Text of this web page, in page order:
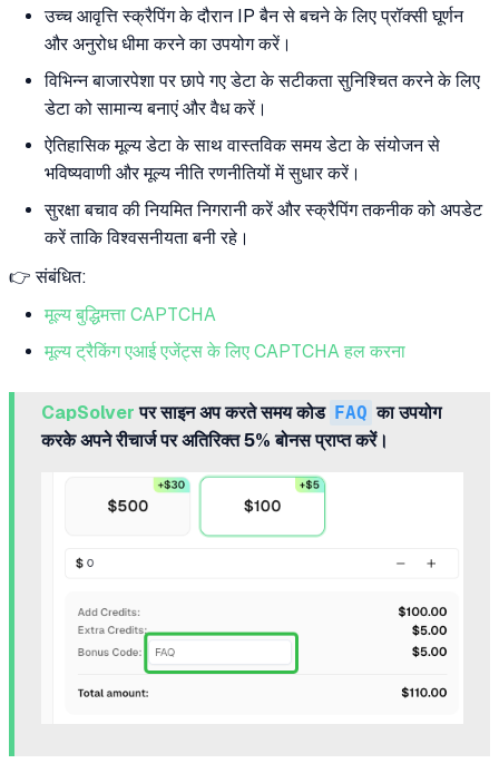
उच्च आवृत्ति स्क्रैपिंग के दौरान IP बैन से बचने के लिए प्रॉक्सी घूर्णन
और अनुरोध धीमा करने का उपयोग करें।
विभिन्न बाजारपेशा पर छापे गए डेटा के सटीकता सुनिश्चित करने के लिए
डेटा को सामान्य बनाएं और वैध करें।
ऐतिहासिक मूल्य डेटा के साथ वास्तविक समय डेटा के संयोजन से
भविष्यवाणी और मूल्य नीति रणनीतियों में सुधार करें।
सुरक्षा बचाव की नियमित निगरानी करें और स्क्रैपिंग तकनीक को अपडेट
करें ताकि विश्वसनीयता बनी रहे।
👉 संबंधित:
मूल्य बुद्धिमत्ता CAPTCHA
मूल्य ट्रैकिंग एआई एजेंट्स के लिए CAPTCHA हल करना
CapSolver पर साइन अप करते समय कोड FAQ का उपयोग
करके अपने रीचार्ज पर अतिरिक्त 5% बोनस प्राप्त करें।